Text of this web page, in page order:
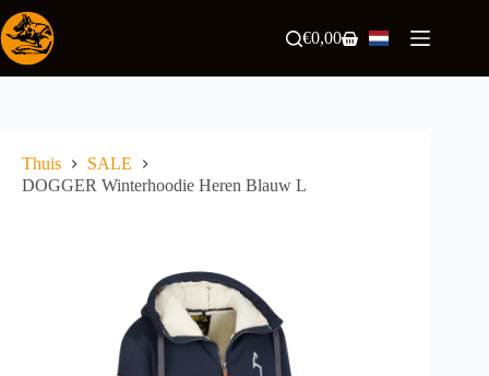
naar
de
inhoud
Winkelwagen
€0,00
Thuis
SALE
DOGGER Winterhoodie Heren Blauw L